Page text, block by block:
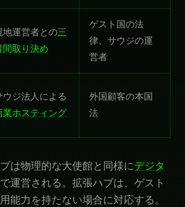
地運営者との三
間取り決め
ゲスト国の法
律、サウジの運
営者
ウジ法人による
業ホスティング
外国顧客の本国
法
は物理的な大使館と同様にデジタ
運営される。拡張ハブは、ゲスト
能力を持たない場合に対応する。